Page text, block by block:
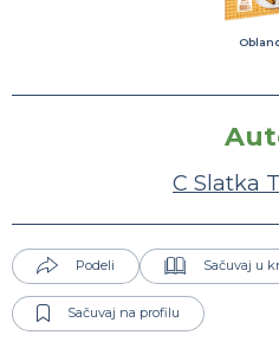
C Slatka
Podeli Sačuvaj u
Sačuvaj na profilu